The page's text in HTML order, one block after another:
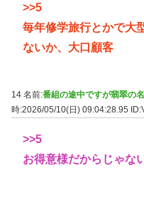
>>5
毎年修学旅行とかで大
ないか、大口顧客
14 名前:番組の途中ですが翡翠の
時:2026/05/10(日) 09:04:28.95
>>5
お得意様だからじゃな